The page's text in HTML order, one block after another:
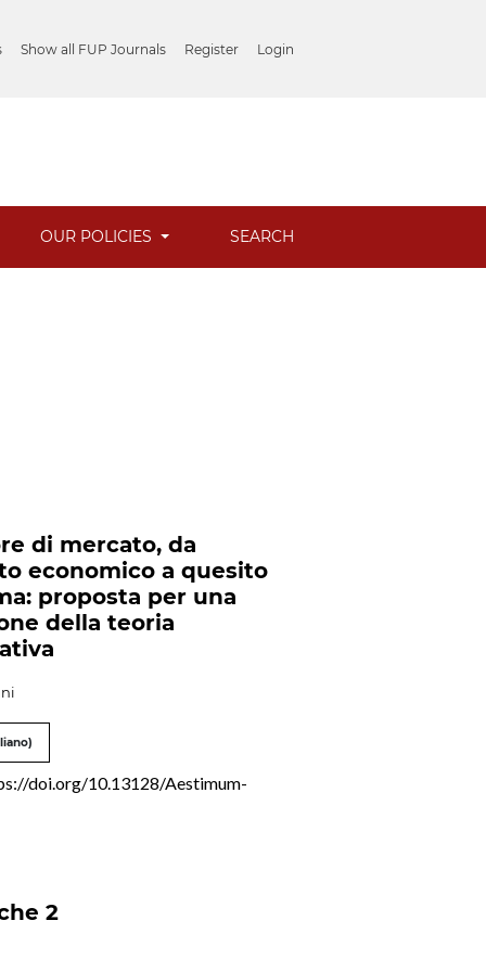
Show all FUP Journals Register Login
OUR POLICIES SEARCH
di mercato, da
economico a quesito
proposta per una
della teoria
doi.org/10.13128/Aestimum-
2